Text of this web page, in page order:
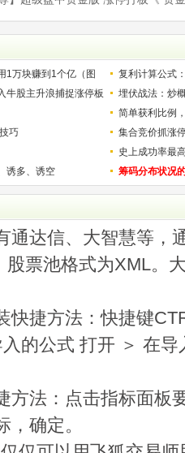
1万块赚到1个亿（图
复利计算公式
少？
股主升浪捕捉涨停板
埋伏战法：炒
简单获利比例
用
巧
集合竞价抓涨
史上成功率最
称选股法宝！
诱多、诱空 筹码分布状况
通达信、大智慧等，
股票池格式为XML。
快捷方法：快捷键
的公式 打开 ＞ 在
方法：点击指标面板
确定。